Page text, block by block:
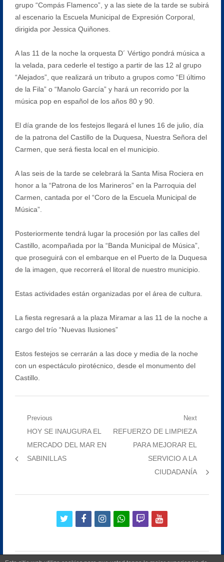
grupo “Compás Flamenco”, y a las siete de la tarde se subirá
al escenario la Escuela Municipal de Expresión Corporal,
dirigida por Jessica Quiñones.
A las 11 de la noche la orquesta D´ Vértigo pondrá música a
la velada, para cederle el testigo a partir de las 12 al grupo
“Alejados”, que realizará un tributo a grupos como “El último
de la Fila” o “Manolo García” y hará un recorrido por la
música pop en español de los años 80 y 90.
El día grande de los festejos llegará el lunes 16 de julio, día
de la patrona del Castillo de la Duquesa, Nuestra Señora del
Carmen, que será fiesta local en el municipio.
A las seis de la tarde se celebrará la Santa Misa Rociera en
honor a la “Patrona de los Marineros” en la Parroquia del
Carmen, cantada por el “Coro de la Escuela Municipal de
Música”.
Posteriormente tendrá lugar la procesión por las calles del
Castillo, acompañada por la “Banda Municipal de Música”,
que proseguirá con el embarque en el Puerto de la Duquesa
de la imagen, que recorrerá el litoral de nuestro municipio.
Estas actividades están organizadas por el área de cultura.
La fiesta regresará a la plaza Miramar a las 11 de la noche a
cargo del trío “Nuevas Ilusiones”
Estos festejos se cerrarán a las doce y media de la noche
con un espectáculo pirotécnico, desde el monumento del
Castillo.
Navegación
entradas
Previous
Previous
post:
HOY SE INAUGURA EL
MERCADO DEL MAR EN
SABINILLAS
Next
Next
REFUERZO DE LIMPIEZA
PARA MEJORAR EL
SERVICIO A LA
CIUDADANÍA
twitterfacebookinstagramwhatsapp
twitchyoutube